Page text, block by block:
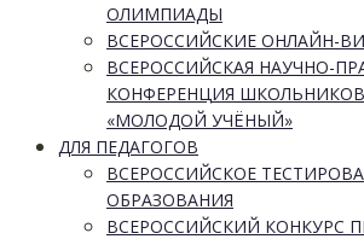
ОЛИМПИАДЫ
ВСЕРОССИЙСКИЕ ОНЛАЙН-
ВСЕРОССИЙСКАЯ НАУЧНО-
КОНФЕРЕНЦИЯ
«МОЛОДОЙ УЧЁНЫЙ»
ДЛЯ ПЕДАГОГОВ
ВСЕРОССИЙСКОЕ
ОБРАЗОВАНИЯ
ВСЕРОССИЙСКИЙ КОНКУРС